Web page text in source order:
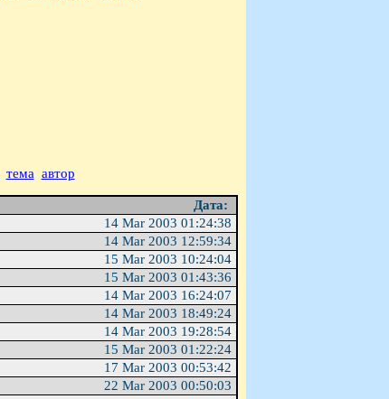
тема автор
Дата:
14 Mar 2003 01:24:38
14 Mar 2003 12:59:34
15 Mar 2003 10:24:04
15 Mar 2003 01:43:36
14 Mar 2003 16:24:07
14 Mar 2003 18:49:24
14 Mar 2003 19:28:54
15 Mar 2003 01:22:24
17 Mar 2003 00:53:42
22 Mar 2003 00:50:03